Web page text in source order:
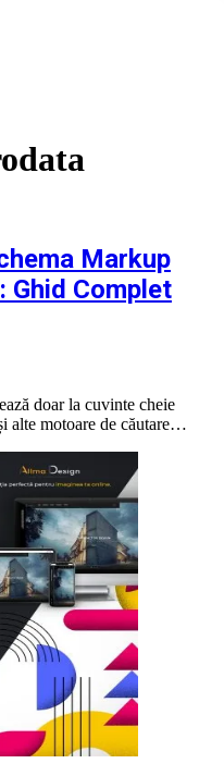
Markup
Ghid Complet
doar la cuvinte cheie
alte motoare de căutare…